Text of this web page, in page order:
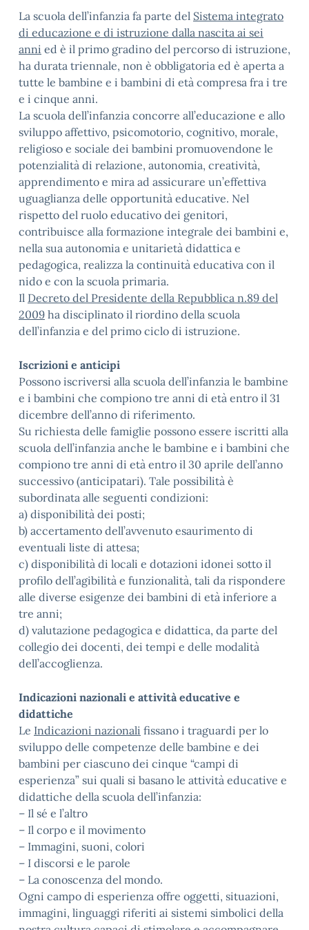
La scuola dell’infanzia fa parte del Sistema integrato
di educazione e di istruzione dalla nascita ai sei
anni ed è il primo gradino del percorso di istruzione,
ha durata triennale, non è obbligatoria ed è aperta a
tutte le bambine e i bambini di età compresa fra i tre
e i cinque anni.
La scuola dell’infanzia concorre all’educazione e allo
sviluppo affettivo, psicomotorio, cognitivo, morale,
religioso e sociale dei bambini promuovendone le
potenzialità di relazione, autonomia, creatività,
apprendimento e mira ad assicurare un’effettiva
uguaglianza delle opportunità educative. Nel
rispetto del ruolo educativo dei genitori,
contribuisce alla formazione integrale dei bambini e,
nella sua autonomia e unitarietà didattica e
pedagogica, realizza la continuità educativa con il
nido e con la scuola primaria.
Il Decreto del Presidente della Repubblica n.89 del
2009 ha disciplinato il riordino della scuola
dell’infanzia e del primo ciclo di istruzione.
Iscrizioni e anticipi
Possono iscriversi alla scuola dell’infanzia le bambine
e i bambini che compiono tre anni di età entro il 31
dicembre dell’anno di riferimento.
Su richiesta delle famiglie possono essere iscritti alla
scuola dell’infanzia anche le bambine e i bambini che
compiono tre anni di età entro il 30 aprile dell’anno
successivo (anticipatari). Tale possibilità è
subordinata alle seguenti condizioni:
a) disponibilità dei posti;
b) accertamento dell’avvenuto esaurimento di
eventuali liste di attesa;
c) disponibilità di locali e dotazioni idonei sotto il
profilo dell’agibilità e funzionalità, tali da rispondere
alle diverse esigenze dei bambini di età inferiore a
tre anni;
d) valutazione pedagogica e didattica, da parte del
collegio dei docenti, dei tempi e delle modalità
dell’accoglienza.
Indicazioni nazionali e attività educative e
didattiche
Le Indicazioni nazionali fissano i traguardi per lo
sviluppo delle competenze delle bambine e dei
bambini per ciascuno dei cinque “campi di
esperienza” sui quali si basano le attività educative e
didattiche della scuola dell’infanzia:
– Il sé e l’altro
– Il corpo e il movimento
– Immagini, suoni, colori
– I discorsi e le parole
– La conoscenza del mondo.
Ogni campo di esperienza offre oggetti, situazioni,
immagini, linguaggi riferiti ai sistemi simbolici della